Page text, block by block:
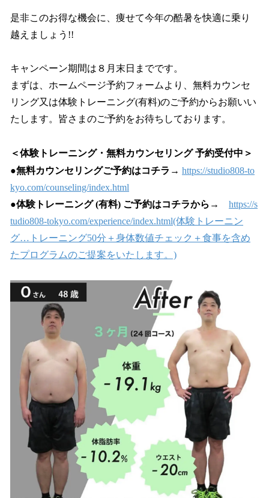
是非このお得な機会に、痩せて今年の酷暑を快適に乗り
越えましょう!!
キャンペーン期間は８月末日までです。
まずは、ホームページ予約フォームより、無料カウンセ
リング又は体験トレーニング(有料)のご予約からお願いい
たします。皆さまのご予約をお待ちしております。
＜体験トレーニング・無料カウンセリング 予約受付中＞
●無料カウンセリングご予約はコチラ → https://studio808-to
kyo.com/counseling/index.html
●体験トレーニング (有料) ご予約はコチラから → https://s
tudio808-tokyo.com/experience/index.html(体験トレーニン
グ…トレーニング50分＋身体数値チェック＋食事を含め
たプログラムのご提案をいたします。)